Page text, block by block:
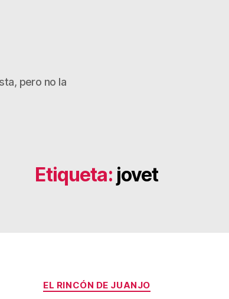
pero no la
Etiqueta: jovet
Categorías
EL RINCÓN DE JUANJO